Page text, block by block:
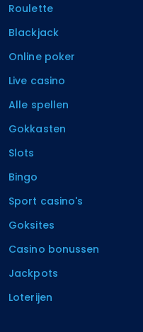
Roulette
Blackjack
Online poker
Live casino
Alle spellen
Gokkasten
Slots
Bingo
Sport casino's
Goksites
Casino bonussen
Jackpots
Loterijen